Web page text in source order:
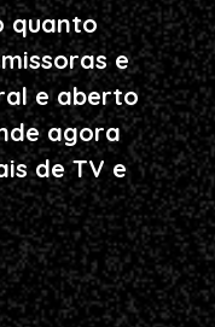
quanto
e
e aberto
agora
de TV e